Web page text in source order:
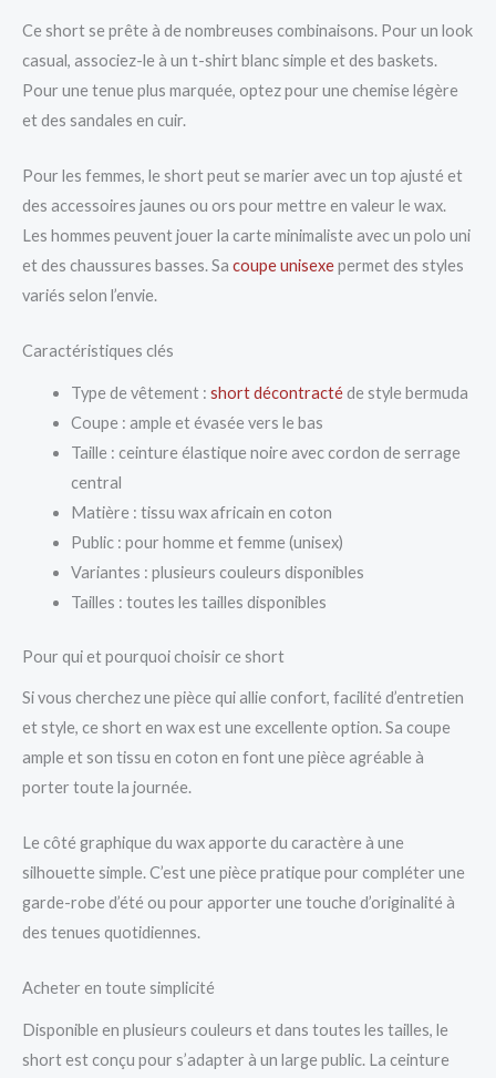
Ce short se prête à de nombreuses combinaisons. Pour un look
casual, associez-le à un t-shirt blanc simple et des baskets.
Pour une tenue plus marquée, optez pour une chemise légère
et des sandales en cuir.
Pour les femmes, le short peut se marier avec un top ajusté et
des accessoires jaunes ou ors pour mettre en valeur le wax.
Les hommes peuvent jouer la carte minimaliste avec un polo uni
et des chaussures basses. Sa coupe unisexepermet des styles
variés selon l’envie.
Caractéristiques clés
Type de vêtement : short décontractéde style bermuda
Coupe : ample et évasée vers le bas
Taille : ceinture élastique noire avec cordon de serrage
central
Matière : tissu wax africain en coton
Public : pour homme et femme (unisex)
Variantes : plusieurs couleurs disponibles
Tailles : toutes les tailles disponibles
Pour qui et pourquoi choisir ce short
Si vous cherchez une pièce qui allie confort, facilité d’entretien
et style, ce short en wax est une excellente option. Sa coupe
ample et son tissu en coton en font une pièce agréable à
porter toute la journée.
Le côté graphique du wax apporte du caractère à une
silhouette simple. C’est une pièce pratique pour compléter une
garde-robe d’été ou pour apporter une touche d’originalité à
des tenues quotidiennes.
Acheter en toute simplicité
Disponible en plusieurs couleurs et dans toutes les tailles, le
short est conçu pour s’adapter à un large public. La ceinture